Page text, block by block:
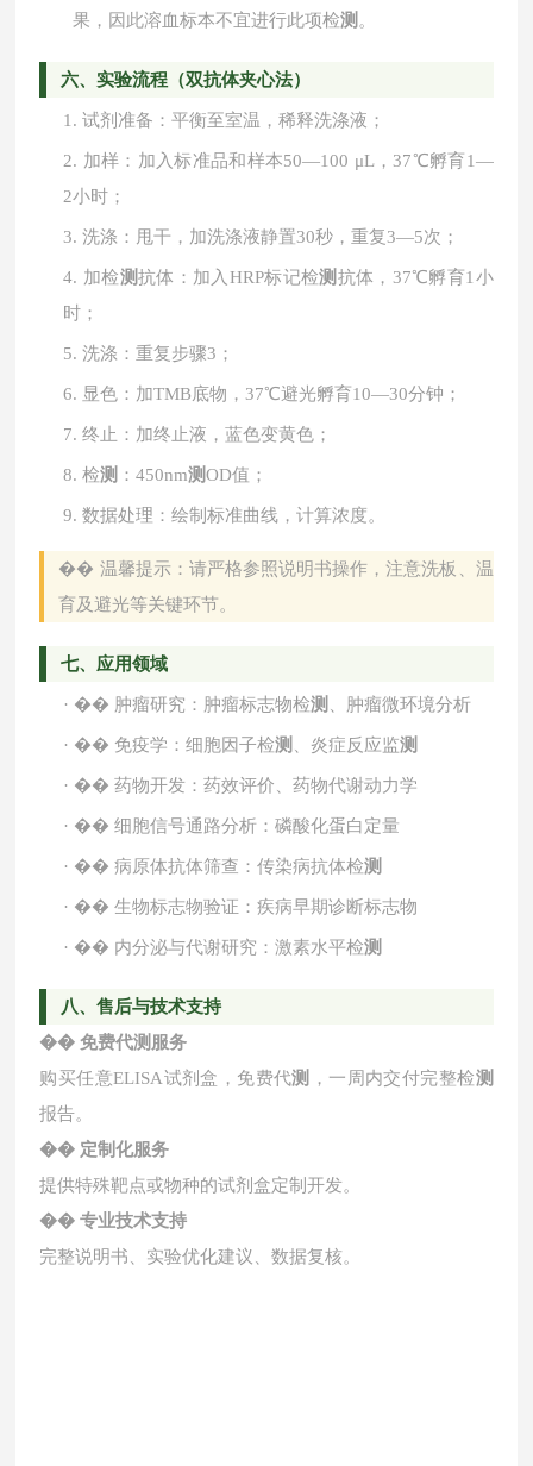
果，因此溶血标本不宜进行此项检测 。
六、实验流程（双抗体夹心法）
1.试剂准备：平衡至室温，稀释洗涤液；
2. 加样：加入标准品和样本50—100 μL，37℃孵育1—
2小时；
3.洗涤：甩干，加洗涤液静置30秒，重复3—5次；
4. 加检测抗体：加入 HRP标记检测 抗体，37℃孵育1小
时；
5.洗涤：重复步骤3；
6. 显色：加TMB底物，37℃避光孵育10—30分钟；
7.终止：加终止液，蓝色变黄色；
8.检测 ：450nm测OD值；
9.数据处理：绘制标准曲线，计算浓度。
�� 温馨提示：请严格参照说明书操作，注意洗板、温
育及避光等关键环节。
七、应用领域
· �� 肿瘤研究：肿瘤标志物检测 、肿瘤微环境分析
· �� 免疫学：细胞因子检测 、炎症反应监测
· �� 药物开发：药效评价、药物代谢动力学
· �� 细胞信号通路分析：磷酸化蛋白定量
· �� 病原体抗体筛查：传染病抗体检测
· �� 生物标志物验证：疾病早期诊断标志物
· �� 内分泌与代谢研究：激素水平检测
八、售后与技术支持
�� 免费代测 服务
购买任意ELISA试剂盒，免费代测 ，一周内交付完整检测
报告。
�� 定制化服务
提供特殊靶点或物种的试剂盒定制开发。
�� 专业技术支持
完整说明书、实验优化建议、数据复核。